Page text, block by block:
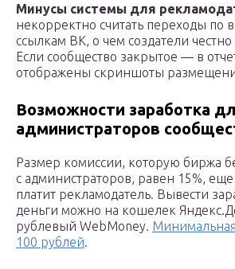
Минусы системы для
некорректно считать переходы по
ссылкам ВК, о чем создатели
Если сообщество закрытое — в
отображены скриншоты
Возможности заработка
администраторов
Размер комиссии, которую биржа
с администраторов, равен 15%, еще
платит рекламодатель. Вывести
деньги можно на кошелек
рублевый WebMoney.
100 рублей.